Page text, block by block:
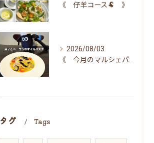
《 仔羊コース🐏 》
2026/08/03
タグ Tags